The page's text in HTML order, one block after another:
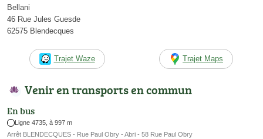
Bellani
46 Rue Jules Guesde
62575 Blendecques
Trajet Waze Trajet Maps
Venir en transports en commun
En bus
Ligne 4735, à 997 m
Arrêt BLENDECQUES - Rue Paul Obry - Abri - 58 Rue Paul Obry